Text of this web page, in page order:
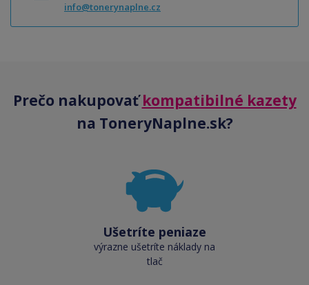
info@tonerynaplne.cz
Prečo nakupovaťkompatibilné kazety
na ToneryNaplne.sk?
Ušetríte peniaze
výrazne ušetríte náklady na
tlač